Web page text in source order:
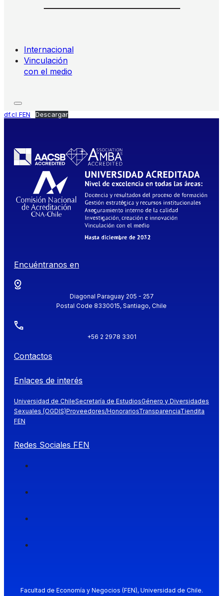
Internacional
Vinculación
con el medio
df.cl FEN Descargar
Encuéntranos en
Diagonal Paraguay 205 - 257
Postal Code 8330015, Santiago, Chile
+56 2 2978 3301
Contactos
Enlaces de interés
Universidad de ChileSecretaría de EstudiosGénero y Diversidades
Sexuales (OGDIS)Proveedores/HonorariosTransparenciaTiendita
FEN
Redes Sociales FEN
Facultad de Economía y Negocios (FEN), Universidad de Chile.